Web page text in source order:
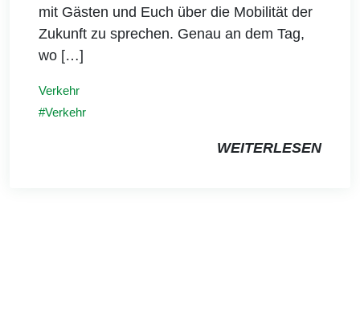
mit Gästen und Euch über die Mobilität der
Zukunft zu sprechen. Genau an dem Tag,
wo […]
Verkehr
Verkehr
WEITERLESEN